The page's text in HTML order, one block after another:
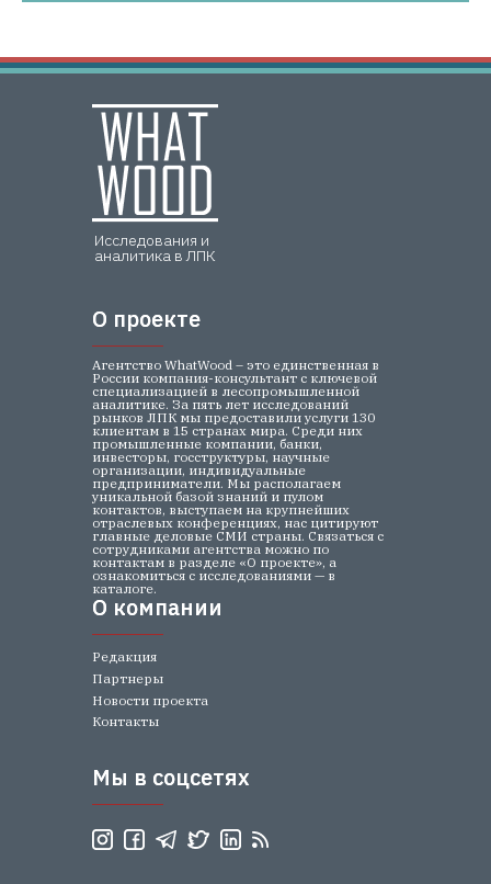
Редакция
Партнеры
Агентство WhatWood – это единственная в
России компания-консультант с ключевой
специализацией в лесопромышленной
аналитике. За пять лет исследований
рынков ЛПК мы предоставили услуги 130
клиентам в 15 странах мира. Среди них
промышленные компании, банки,
инвесторы, госструктуры, научные
организации, индивидуальные
предприниматели. Мы располагаем
уникальной базой знаний и пулом
контактов, выступаем на крупнейших
отраслевых конференциях, нас цитируют
главные деловые СМИ страны. Связаться с
сотрудниками агентства можно по
контактам в разделе «О проекте», а
ознакомиться с исследованиями — в
каталоге.
Новости проекта
Контакты
Исследования и
аналитика в ЛПК
О проекте
О компании
Мы в соцсетях
О проекте
Мы в соцсетях
О компании